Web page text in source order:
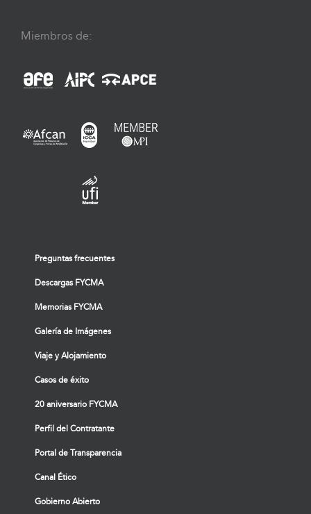
Miembros de:
Preguntas frecuentes
Descargas FYCMA
Memorias FYCMA
Galería de Imágenes
Viaje y Alojamiento
Casos de éxito
20 aniversario FYCMA
Perfil del Contratante
Portal de Transparencia
Canal Ético
Gobierno Abierto